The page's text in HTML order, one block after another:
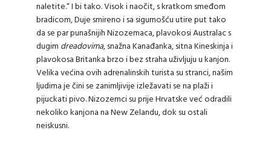
naletite.“ I bi tako. Visok i naočit, s kratkom smeđom
bradicom, Duje smireno i sa sigurnošću utire put tako
da se par punašnijih Nizozemaca, plavokosi Australac s
dugim dreadovima, snažna Kanađanka, sitna Kineskinja i
plavokosa Britanka brzo i bez straha uživljuju u kanjon.
Velika većina ovih adrenalinskih turista su stranci, našim
ljudima je čini se zanimljivije izležavati se na plaži i
pijuckati pivo. Nizozemci su prije Hrvatske već odradili
nekoliko kanjona na New Zelandu, dok su ostali
neiskusni.